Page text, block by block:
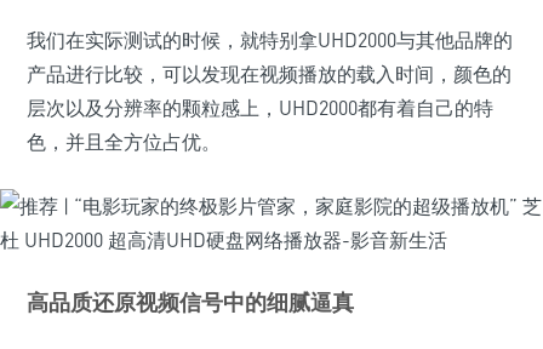
我们在实际测试的时候，就特别拿UHD2000与其他品牌的
产品进行比较，可以发现在视频播放的载入时间，颜色的
层次以及分辨率的颗粒感上，UHD2000都有着自己的特
色，并且全方位占优。
高品质还原视频信号中的细腻逼真